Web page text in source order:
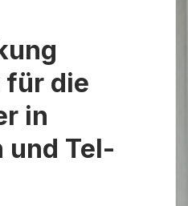
für die
in
und Tel-